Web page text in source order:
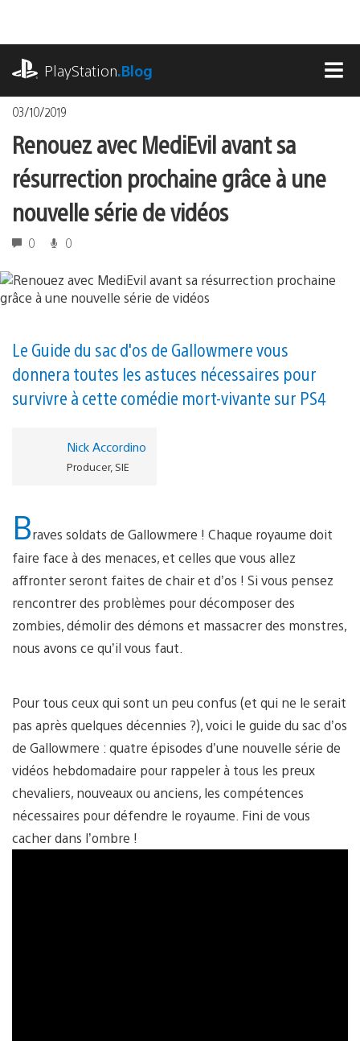
contenu
PlayStation.Blog
03/10/2019
Renouez avec MediEvil avant sa
résurrection prochaine grâce à une
nouvelle série de vidéos
0 0
Le Guide du sac d'os de Gallowmere vous
donnera toutes les astuces nécessaires pour
survivre à cette comédie mort-vivante sur PS4
Nick Accordino
Producer, SIE
Braves soldats de Gallowmere ! Chaque royaume doit
faire face à des menaces, et celles que vous allez
affronter seront faites de chair et d’os ! Si vous pensez
rencontrer des problèmes pour décomposer des
zombies, démolir des démons et massacrer des monstres,
nous avons ce qu’il vous faut.
Pour tous ceux qui sont un peu confus (et qui ne le serait
pas après quelques décennies ?), voici le guide du sac d’os
de Gallowmere : quatre épisodes d’une nouvelle série de
vidéos hebdomadaire pour rappeler à tous les preux
chevaliers, nouveaux ou anciens, les compétences
nécessaires pour défendre le royaume. Fini de vous
cacher dans l’ombre !